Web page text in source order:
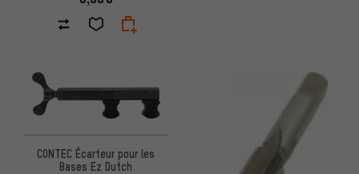
CONTEC Écarteur pour les
Bases Ez Dutch